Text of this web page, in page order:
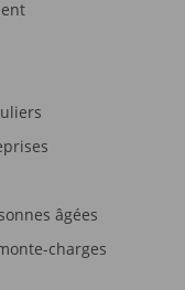
âgées
charges